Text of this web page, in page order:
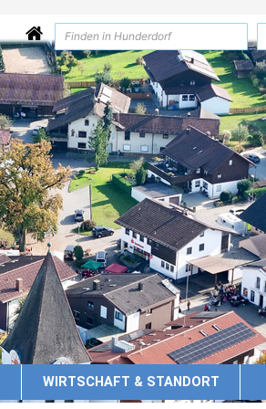
suchen
WIRTSCHAFT & STANDORT